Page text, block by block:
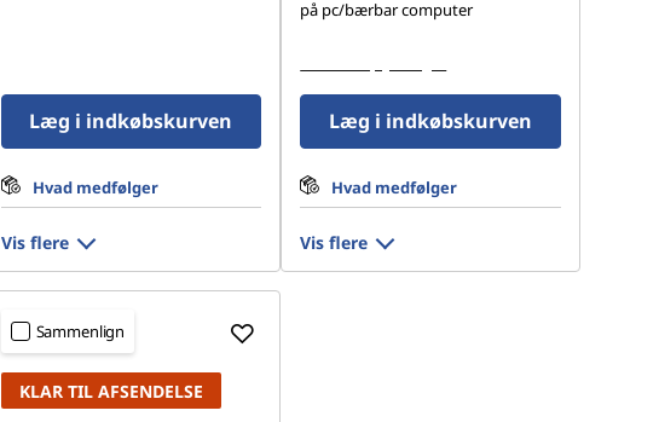
Læg i indkøbskurven
Hvad medfølger
Vis flere
på pc/bærbar computer
Læg i indkøbskurven
Hvad medfølger
Vis flere
Sammenlign
KLAR TIL AFSENDELSE